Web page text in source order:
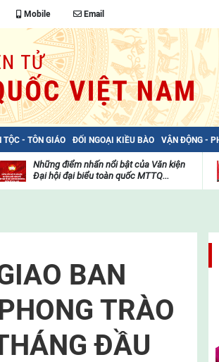
Mobile Email
TỘC - TÔN GIÁO ĐỐI NGOẠI KIỀU BÀO VẬN ĐỘNG -
Những điểm nhấn nổi bật của Văn kiện
Đại hội đại biểu toàn quốc MTTQ...
BAN
TRÀO
ĐẦU